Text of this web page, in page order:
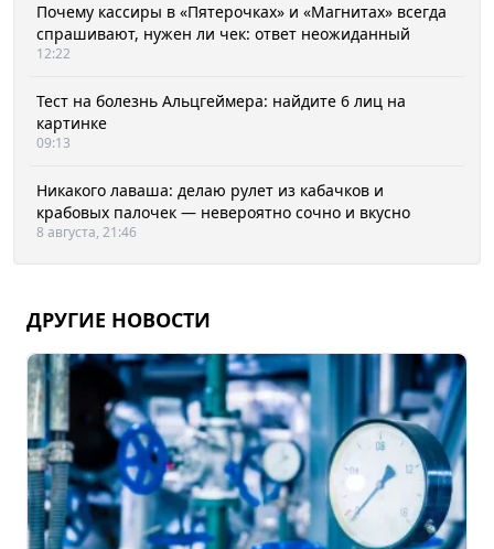
Почему кассиры в «Пятерочках» и «Магнитах» всегда
спрашивают, нужен ли чек: ответ неожиданный
12:22
Тест на болезнь Альцгеймера: найдите 6 лиц на
картинке
09:13
Никакого лаваша: делаю рулет из кабачков и
крабовых палочек — невероятно сочно и вкусно
8 августа, 21:46
ДРУГИЕ НОВОСТИ